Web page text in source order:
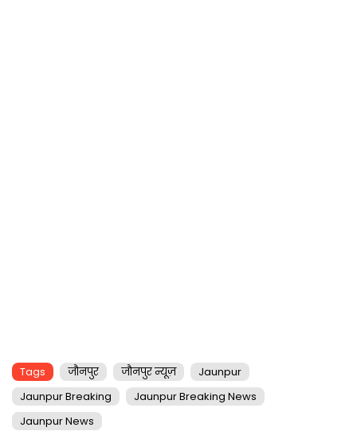
Tags जौनपुर जौनपुर न्यूज़
Jaunpur
Jaunpur Breaking
Jaunpur Breaking News
Jaunpur News